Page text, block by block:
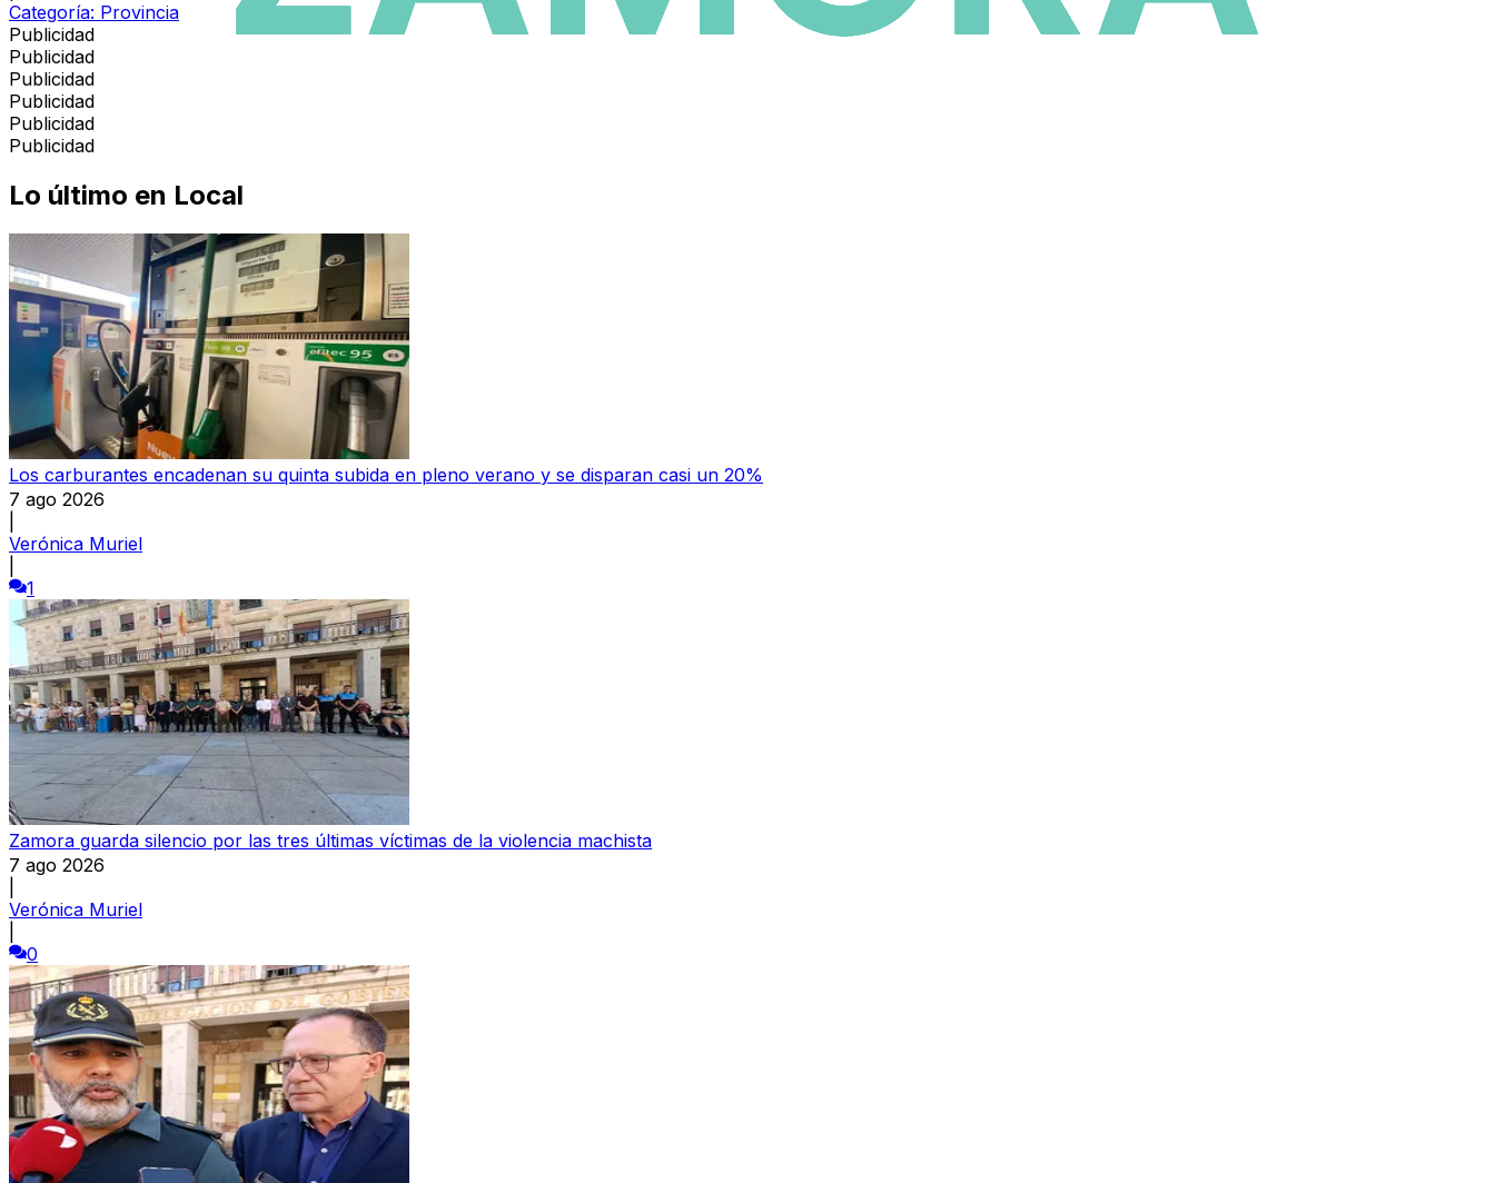
Categoría: Provincia
Publicidad
Publicidad
Publicidad
Publicidad
Publicidad
Publicidad
Lo último en Local
Los carburantes encadenan su quinta subida en pleno verano y se disparan casi un 20%
7 ago 2026
Verónica Muriel
1
Zamora guarda silencio por las tres últimas víctimas de la violencia machista
7 ago 2026
Verónica Muriel
0